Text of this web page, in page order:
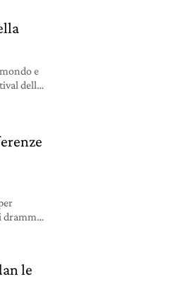
e
della
drammi
le